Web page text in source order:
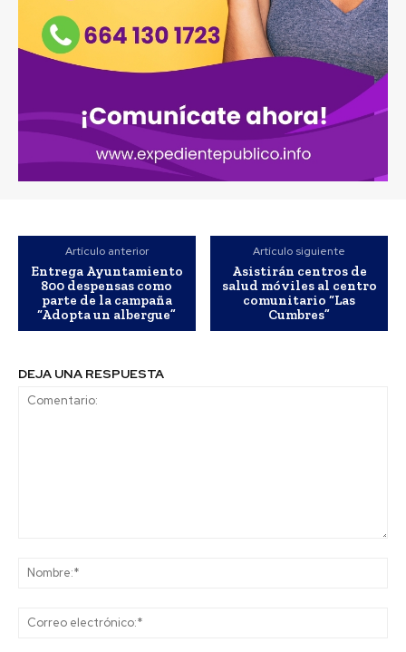
Artículo anterior
Entrega Ayuntamiento
800 despensas como
parte de la campaña
“Adopta un albergue”
Artículo siguiente
Asistirán centros de
salud móviles al centro
comunitario “Las
Cumbres”
DEJA UNA RESPUESTA